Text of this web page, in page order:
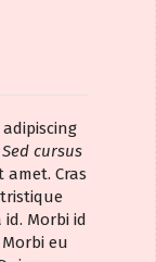
Sed cursus
Cras
Morbi id
eu